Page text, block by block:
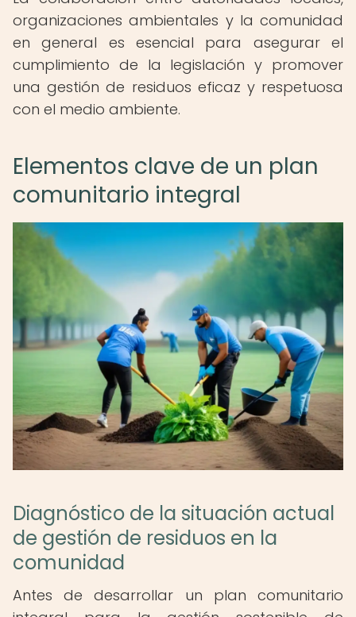
organizaciones ambientales y la comunidad
en general es esencial para asegurar el
cumplimiento de la legislación y promover
una gestión de residuos eficaz y respetuosa
con el medio ambiente.
Elementos clave de un plan
comunitario integral
Diagnóstico de la situación actual
de gestión de residuos en la
comunidad
Antes de desarrollar un plan comunitario